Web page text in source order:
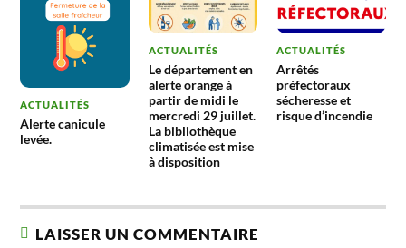
ACTUALITÉS
Alerte canicule
levée.
ACTUALITÉS
Le département en
alerte orange à
partir de midi le
mercredi 29 juillet.
La bibliothèque
climatisée est mise
à disposition
ACTUALITÉS
Arrêtés
préfectoraux
sécheresse et
risque d’incendie
LAISSER UN COMMENTAIRE